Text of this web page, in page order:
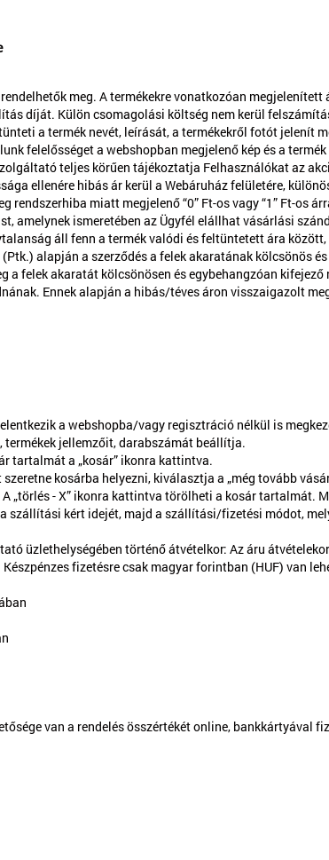
meg. A termékekre vonatkozóan
díját. Külön csomagolási költség nem kerül
a termék nevét, leírását, a termékekről fotót jelenít
felelősséget a webshopban megjelenő kép és a
teljes körűen tájékoztatja Felhasználókat az
ellenére hibás ár kerül a Webáruház felületére,
rendszerhiba miatt megjelenő “0” Ft-os vagy “1” Ft-os
amelynek ismeretében az Ügyfél elállhat vásárlási
áll fenn a termék valódi és feltüntetett ára
alapján a szerződés a felek akaratának kölcsönös
a felek akaratát kölcsönösen és egybehangzóan
Ennek alapján a hibás/téves áron visszaigazolt
a webshopba/vagy regisztráció nélkül is
jellemzőit, darabszámát beállítja.
tartalmát a „kosár” ikonra kattintva.
kosárba helyezni, kiválasztja a „még tovább
„törlés - X” ikonra kattintva törölheti a kosár tartalmát.
szállítási kért idejét, majd a szállítási/fizetési módot,
üzlethelységében történő átvételkor: Az áru
fizetésre csak magyar forintban (HUF) van
van a rendelés összértékét online,